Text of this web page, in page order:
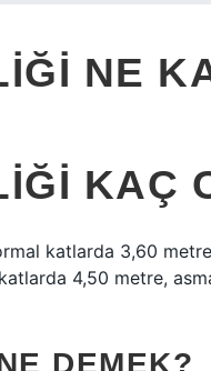
NE
KAÇ
katlarda 3,60
4,50 metre,
DEMEK?